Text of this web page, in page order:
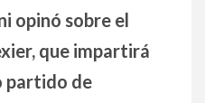
opinó sobre el
que impartirá
partido de